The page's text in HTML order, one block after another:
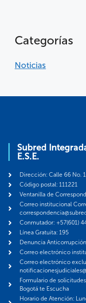
Categorías
Noticias
Subred
E.S.E.
Dirección: Calle 66 No.
Código postal: 111221
Ventanilla de
Correo institucional
Conmutador: +57(601)
Línea Gratuita: 195
Denuncia
Correo electrónico
Correo electrónico
Formulario de
Bogotá te Escucha
Horario de Atención: